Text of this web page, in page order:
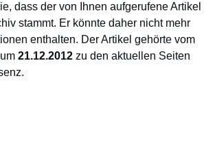
dass der von Ihnen aufgerufene Artikel
stammt. Er könnte daher nicht mehr
enthalten. Der Artikel gehörte vom
21.12.2012 zu den aktuellen Seiten